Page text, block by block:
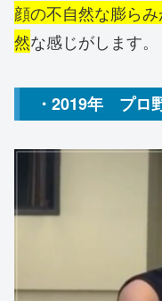
顔の不自然な膨ら
然な感じがします。
・2019年 プロ